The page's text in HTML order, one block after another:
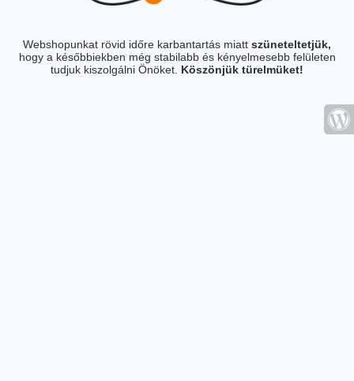
Webshopunkat rövid időre karbantartás miatt szüneteltetjük,
hogy a későbbiekben még stabilabb és kényelmesebb felületen
tudjuk kiszolgálni Önöket. Köszönjük türelmüket!